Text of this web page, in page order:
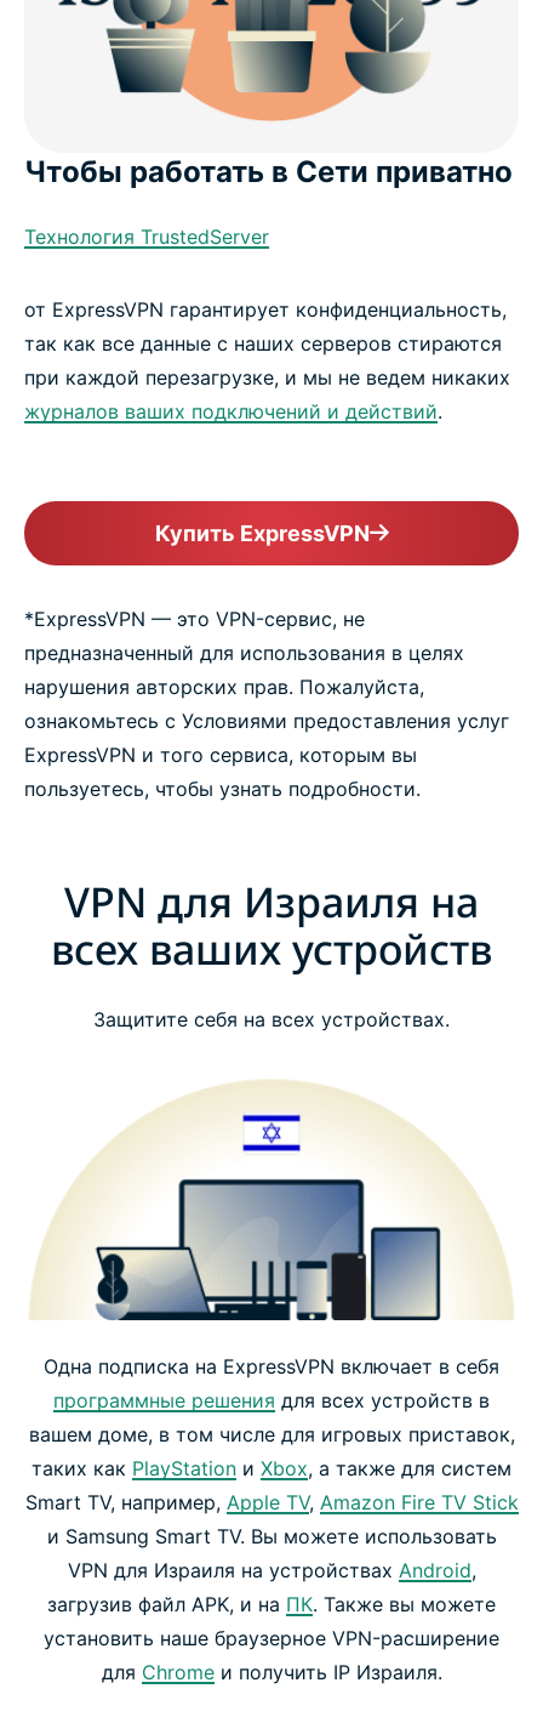
Чтобы работать в Сети приватно
Технология TrustedServer
от ExpressVPN гарантирует конфиденциальность,
так как все данные с наших серверов стираются
при каждой перезагрузке, и мы не ведем никаких
журналов ваших подключений и действий.
Купить ExpressVPN
*ExpressVPN — это VPN-сервис, не
предназначенный для использования в целях
нарушения авторских прав. Пожалуйста,
ознакомьтесь с Условиями предоставления услуг
ExpressVPN и того сервиса, которым вы
пользуетесь, чтобы узнать подробности.
VPN для Израиля на
всех ваших устройств
Защитите себя на всех устройствах.
Одна подписка на ExpressVPN включает в себя
программные решения для всех устройств в
вашем доме, в том числе для игровых приставок,
таких как PlayStation и Xbox, а также для систем
Smart TV, например, Apple TV, Amazon Fire TV Stick
и Samsung Smart TV. Вы можете использовать
VPN для Израиля на устройствах Android,
загрузив файл APK, и на ПК. Также вы можете
установить наше браузерное VPN-расширение
для Chromeи получить IP Израиля.